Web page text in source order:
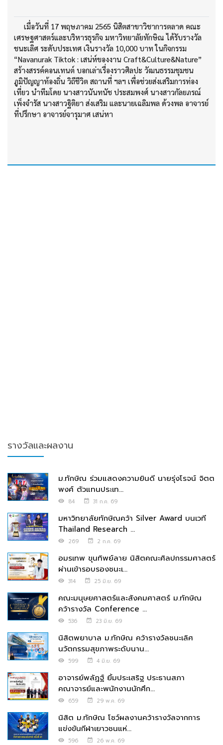
เมื่อวันที่ 17 พฤษภาคม 2565 นิสิตสาขาวิชาการตลาด คณะ
เศรษฐศาสตร์และบริหารธุรกิจ มหาวิทยาลัยทักษิณ ได้รับรางวัล
ชนะเลิศ ระดับประเทศ เงินรางวัล 10,000 บาท ในกิจกรรม
“Navanurak Tiktok : เสน่ห์ของงาน Craft&Culture&Nature”
สร้างสรรค์คอนเทนต์ บอกเล่าเรื่องราวศิลปะ วัฒนธรรมชุมชน
ภูมิปัญญาท้องถิ่น วิถีชีวิต สถานที่ ฯลฯ เพื่อช่วยส่งเสริมการท่อง
เที่ยว นำทีมโดย นางสาวนันทนัช ประสมพงศ์ นางสาวกัลยภรณ์
เพ็งจำรัส นางสาวฐิติยา ส่งเสริม และนายเฉลิมพล ด้วงพล อาจารย์
ที่ปรึกษา อาจารย์จารุมาศ เสน่หา
รางวัลและผลงาน
ม.ทักษิณ ร่วมแสดงความยินดี นายรุ่งโรจน์ จิตต
พงศ์ ตัวแทนประเท...
84 31 ก.ค. 69
มหาวิทยาลัยทักษิณคว้า Silver Award บนเวที
Thailand Research ...
269 2 ก.ค. 69
อมรเทพ ขุนทิพย์ลาย นิสิตคณะศิลปกรรมศาสตร์
ผ่านเข้ารอบรองชนะเ...
314 25 มิ.ย. 69
คณะมนุษยศาสตร์และสังคมศาสตร์ ม.ทักษิณ
คว้ารางวัล Conference ...
536 23 มิ.ย. 69
นิสิตพยาบาล ม.ทักษิณ คว้ารางวัลชนะเลิศ
นวัตกรรมสุขภาพระดับนาน...
599 4 มิ.ย. 69
อาจารย์พลัฏฐ์ ยิ้มประเสริฐ ประธานสภา
คณาจารย์และพนักงานนักศึก...
659 29 พ.ค. 69
นิสิต ม.ทักษิณ โชว์ผลงานคว้ารางวัลจากการ
แข่งขันกีฬาเยาวชนแห่...
596 26 พ.ค. 69